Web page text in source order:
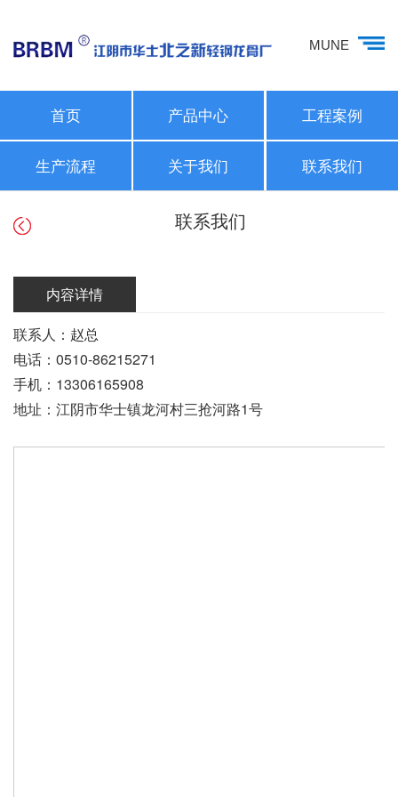
MUNE
首页 产品中心 工程案例
生产流程 关于我们 联系我们
联系我们
内容详情
联系人：赵总
电话：0510-86215271
手机：13306165908
地址：江阴市华士镇龙河村三抢河路1号